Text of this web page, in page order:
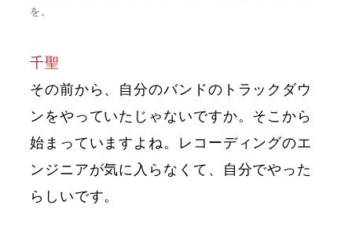
を。
千聖
その前から、自分のバンドのトラックダウ
ンをやっていたじゃないですか。そこから
始まっていますよね。レコーディングのエ
ンジニアが気に入らなくて、自分でやった
らしいです。